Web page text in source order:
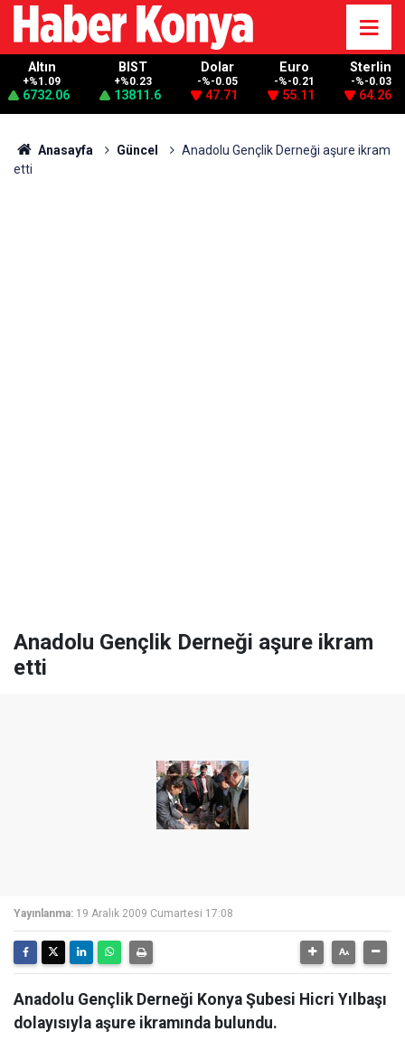
Altın
+%1.09
6732.06
BIST
+%0.23
13811.6
Dolar
-%-0.05
47.71
Euro
-%-0.21
55.11
Sterlin
-%-0.03
64.26
Anasayfa Güncel
Anadolu Gençlik Derneği aşure ikram
etti
Anadolu Gençlik Derneği aşure ikram
etti
Yayınlanma: 19 Aralık 2009 Cumartesi 17:08
Anadolu Gençlik Derneği Konya Şubesi Hicri Yılbaşı
dolayısıyla aşure ikramında bulundu.